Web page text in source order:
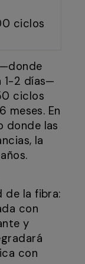
ciclos
1-2 días—
ciclos
meses. En
donde las
la
de la fibra:
con
y
con